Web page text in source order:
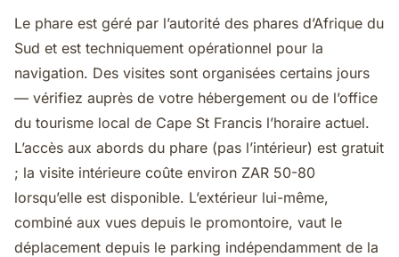
Le phare est géré par l’autorité des phares d’Afrique du
Sud et est techniquement opérationnel pour la
navigation. Des visites sont organisées certains jours
— vérifiez auprès de votre hébergement ou de l’office
du tourisme local de Cape St Francis l’horaire actuel.
L’accès aux abords du phare (pas l’intérieur) est gratuit
; la visite intérieure coûte environ ZAR 50-80
lorsqu’elle est disponible. L’extérieur lui-même,
combiné aux vues depuis le promontoire, vaut le
déplacement depuis le parking indépendamment de la